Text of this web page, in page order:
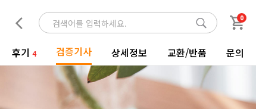
0
후기 4 검증기사 상세정보 교환/반품 문의